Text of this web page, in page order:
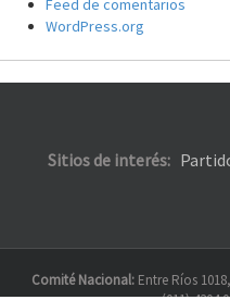
Feed de comentarios
WordPress.org
Sitios de interés:
Comité Nacional: Entre Ríos